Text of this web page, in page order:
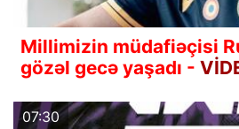
Millimizin müdafiəçisi
gözəl gecə yaşadı -
07:30